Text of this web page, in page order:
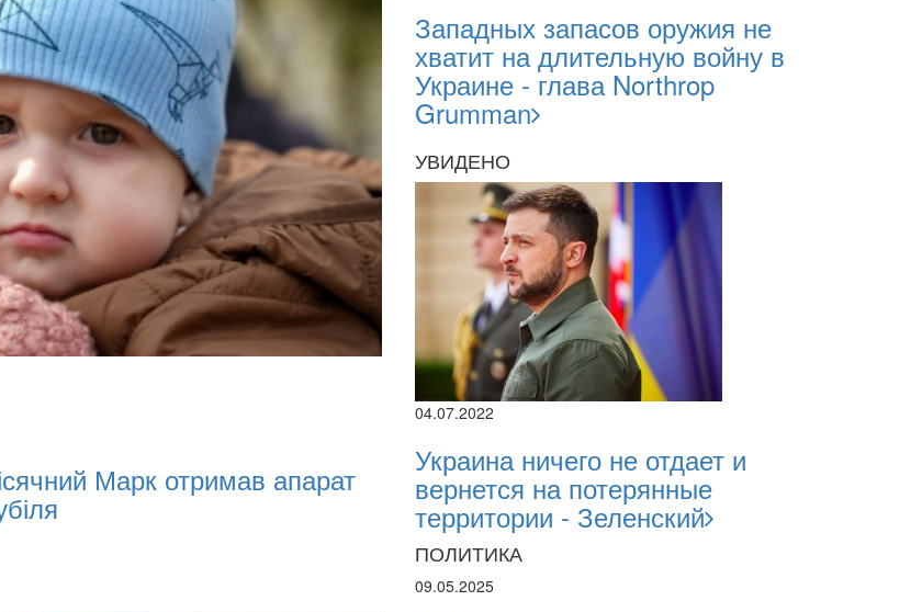
Марк отримав апарат
02.02.2026
02.02.2026
Oleksii Abasov: How Ukrainian Businesses
Investments and Hedge Risks During War
Западных запасов оружия не
хватит на длительную войну в
Украине - глава Northrop
Grumman
УВИДЕНО
04.07.2022
Украина ничего не отдает и
вернется на потерянные
территории - Зеленский
ПОЛИТИКА
09.05.2025